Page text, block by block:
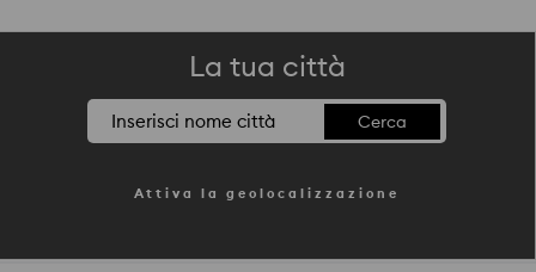
La tua città
Cerca
Attiva la geolocalizzazione